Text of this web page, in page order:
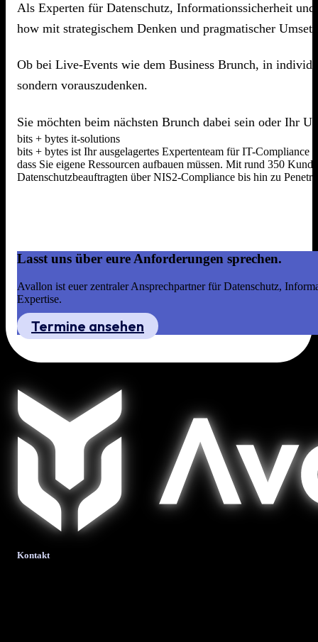
Als Experten für Datenschutz, Informationssicherheit
how mit strategischem Denken und pragmatischer
Ob bei Live-Events wie dem Business Brunch, in
sondern vorauszudenken.
Sie möchten beim nächsten Brunch dabei sein oder Ihr
bits + bytes it-solutions
bits + bytes ist Ihr ausgelagertes Expertenteam für IT-
dass Sie eigene Ressourcen aufbauen müssen. Mit rund 350
Datenschutzbeauftragten über NIS2-Compliance bis hin zu
Lasst uns über eure Anforderungen sprechen.
Avallon ist euer zentraler Ansprechpartner für Datenschutz,
Expertise.
Termine ansehen
Kontakt